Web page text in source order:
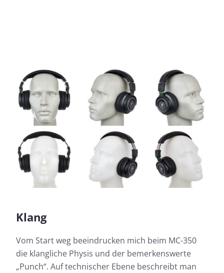
Klang
Vom Start weg beeindrucken mich beim MC-350
die klangliche Physis und der bemerkenswerte
„Punch“. Auf technischer Ebene beschreibt man